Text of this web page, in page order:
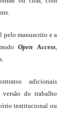
pelo manuscrito e a
Open Access
adicionais
do trabalho
institucional ou